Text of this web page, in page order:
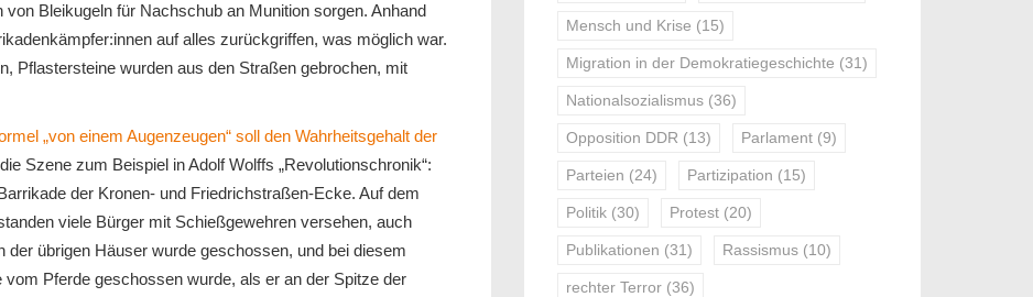
Bleikugeln für Nachschub an Munition sorgen. Anhand
auf alles zurückgriffen, was möglich war.
Pflastersteine wurden aus den Straßen gebrochen, mit
„von einem Augenzeugen“ soll den Wahrheitsgehalt der
Szene zum Beispiel in Adolf Wolffs „Revolutionschronik“:
der Kronen- und Friedrichstraßen-Ecke. Auf dem
viele Bürger mit Schießgewehren versehen, auch
der übrigen Häuser wurde geschossen, und bei diesem
Pferde geschossen wurde, als er an der Spitze der
Mensch und Krise (15)
Migration in der Demokratiegeschichte (31)
Nationalsozialismus (36)
Opposition DDR (13) Parlament (9)
Parteien (24) Partizipation (15)
Politik (30) Protest (20)
Publikationen (31) Rassismus (10)
rechter Terror (36)